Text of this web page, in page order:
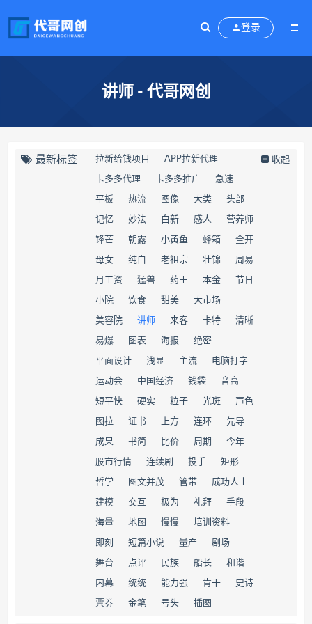
登录
讲师 - 代哥网创
最新标签 拉新给钱项目 APP拉新代理
卡多多代理 卡多多推广 急速
平板 热流 图像 大类 头部
记忆 妙法 白新 感人 营养师
锋芒 朝露 小黄鱼 蜂箱 全开
母女 纯白 老祖宗 壮锦 周易
月工资 猛兽 药王 本金 节日
小院 饮食 甜美 大市场
美容院 讲师 来客 卡特 清晰
易爆 图表 海报 绝密
平面设计 浅显 主流 电脑打字
运动会 中国经济 钱袋 音高
短平快 硬实 粒子 光斑 声色
图拉 证书 上方 连环 先导
成果 书简 比价 周期 今年
股市行情 连续剧 投手 矩形
哲学 图文并茂 管带 成功人士
建模 交互 极为 礼拜 手段
海量 地图 慢慢 培训资料
即刻 短篇小说 量产 剧场
舞台 点评 民族 船长 和谐
内幕 统统 能力强 肯干 史诗
票券 金笔 号头 插图
收起